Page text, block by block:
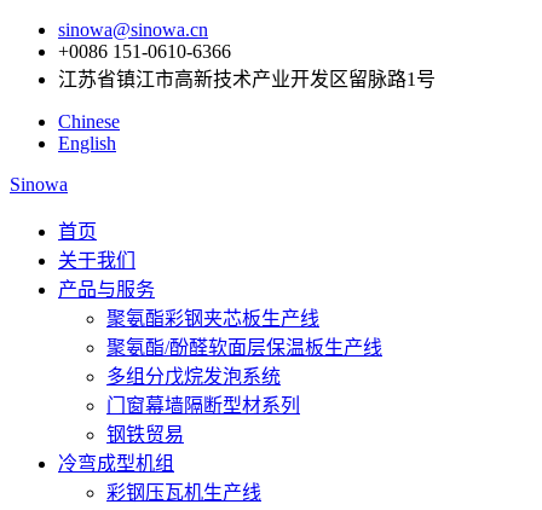
sinowa@sinowa.cn
+0086 151-0610-6366
江苏省镇江市高新技术产业开发区留脉路1号
Chinese
English
Sinowa
首页
关于我们
产品与服务
聚氨酯彩钢夹芯板生产线
聚氨酯/酚醛软面层保温板生产线
多组分戊烷发泡系统
门窗幕墙隔断型材系列
钢铁贸易
冷弯成型机组
彩钢压瓦机生产线